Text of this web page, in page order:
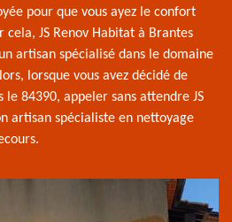
pour que vous ayez le confort
JS Renov Habitat à Brantes
artisan spécialisé dans le domaine
lorsque vous avez décidé de
84390, appeler sans attendre JS
artisan spécialiste en nettoyage